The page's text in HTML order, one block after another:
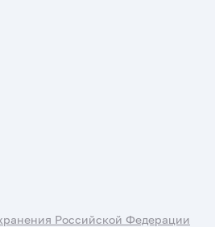
Российской Федерации